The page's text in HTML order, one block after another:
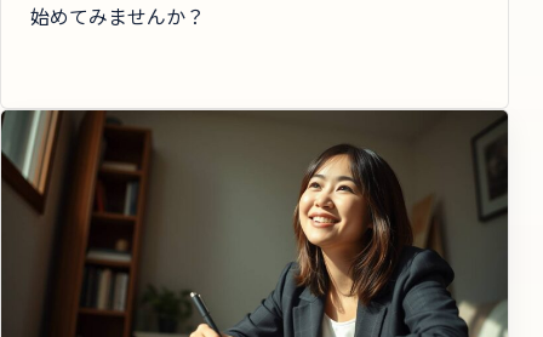
始めてみませんか？